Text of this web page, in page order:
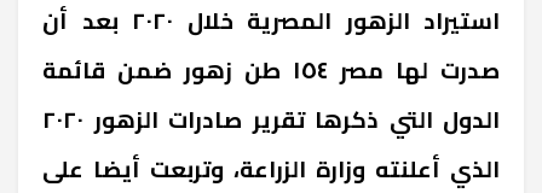
استيراد الزهور المصرية خلال ٢٠٢٠ بعد أن
صدرت لها مصر ١٥٤ طن زهور ضمن قائمة
الدول التي ذكرها تقرير صادرات الزهور ٢٠٢٠
الذي أعلنته وزارة الزراعة، وتربعت أيضا على